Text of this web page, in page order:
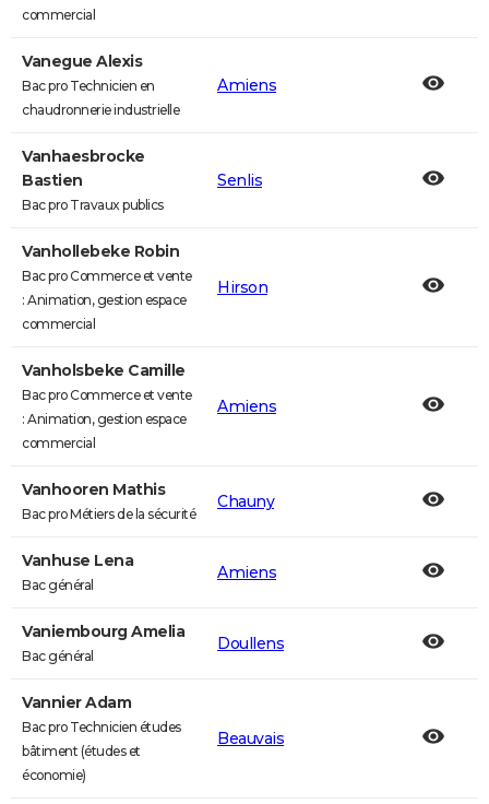
commercial
Vanegue Alexis
Bac pro Technicien en
chaudronnerie industrielle
Amiens
Vanhaesbrocke
Bastien
Bac pro Travaux publics
Senlis
Vanhollebeke Robin
Bac pro Commerce et vente
: Animation, gestion espace
commercial
Hirson
Vanholsbeke Camille
Bac pro Commerce et vente
: Animation, gestion espace
commercial
Amiens
Vanhooren Mathis
Bac pro Métiers de la sécurité
Chauny
Vanhuse Lena
Bac général
Amiens
Vaniembourg Amelia
Bac général
Doullens
Vannier Adam
Bac pro Technicien études
bâtiment (études et
économie)
Beauvais